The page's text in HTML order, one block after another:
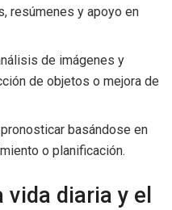
resúmenes y apoyo en
de imágenes y
de objetos o mejora de
basándose en
o planificación.
diaria y el